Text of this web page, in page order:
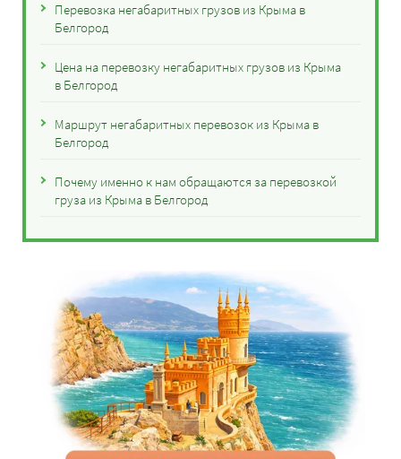
Перевозка негабаритных грузов из Крыма в
Белгород
Цена на перевозку негабаритных грузов из Крыма
в Белгород
Маршрут негабаритных перевозок из Крыма в
Белгород
Почему именно к нам обращаются за перевозкой
груза из Крыма в Белгород